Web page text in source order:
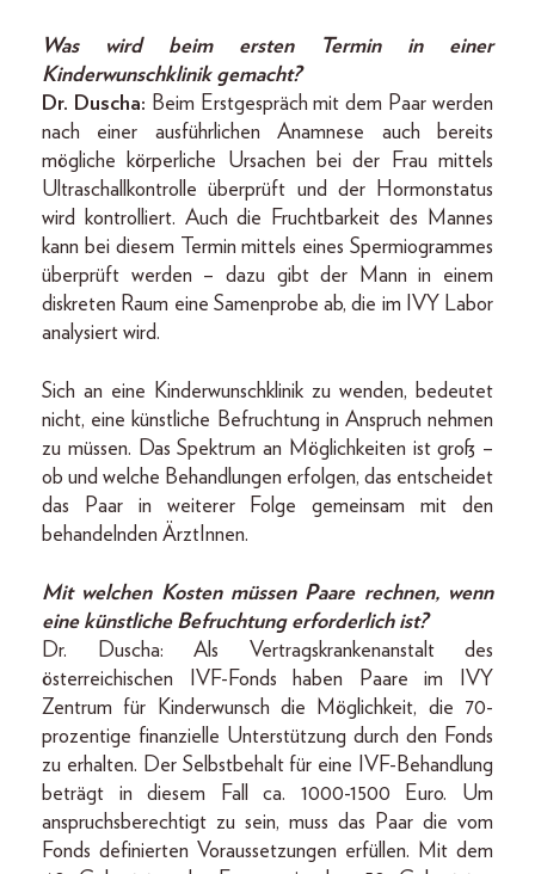
Was wird beim ersten Termin in einer
Kinderwunschklinik gemacht?
Dr. Duscha: Beim Erstgespräch mit dem Paar werden
nach einer ausführlichen Anamnese auch bereits
mögliche körperliche Ursachen bei der Frau mittels
Ultraschallkontrolle überprüft und der Hormonstatus
wird kontrolliert. Auch die Fruchtbarkeit des Mannes
kann bei diesem Termin mittels eines Spermiogrammes
überprüft werden – dazu gibt der Mann in einem
diskreten Raum eine Samenprobe ab, die im IVY Labor
analysiert wird.
Sich an eine Kinderwunschklinik zu wenden, bedeutet
nicht, eine künstliche Befruchtung in Anspruch nehmen
zu müssen. Das Spektrum an Möglichkeiten ist groß –
ob und welche Behandlungen erfolgen, das entscheidet
das Paar in weiterer Folge gemeinsam mit den
behandelnden ÄrztInnen.
Mit welchen Kosten müssen Paare rechnen, wenn
eine künstliche Befruchtung erforderlich ist?
Dr. Duscha: Als Vertragskrankenanstalt des
österreichischen IVF-Fonds haben Paare im IVY
Zentrum für Kinderwunsch die Möglichkeit, die 70-
prozentige finanzielle Unterstützung durch den Fonds
zu erhalten. Der Selbstbehalt für eine IVF-Behandlung
beträgt in diesem Fall ca. 1000-1500 Euro. Um
anspruchsberechtigt zu sein, muss das Paar die vom
Fonds definierten Voraussetzungen erfüllen. Mit dem